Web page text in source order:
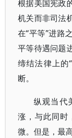
根据美国宪政
机关而非司法
在“平等”进路
平等待遇问题
缔结法律上的
断。
纵观当代
涨，与此同时
微。但是，最